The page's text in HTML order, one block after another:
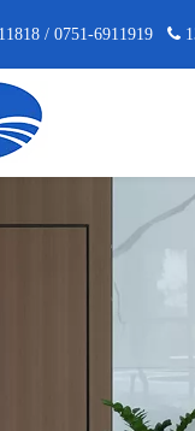
/ 0751-6911919 